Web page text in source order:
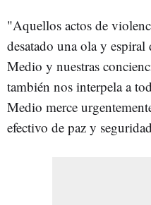
"Aquellos actos de
desatado una ola y
Medio y nuestras
también nos interpela a
Medio merce
efectivo de paz y